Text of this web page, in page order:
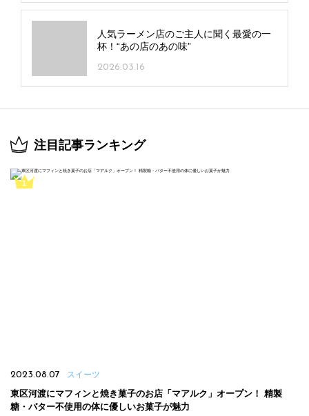
人気ラーメン店のご主人に聞く最愛の一
杯！“あの店のあの味”
2026.03.16
注目記事ランキング
2023.08.07 スイーツ
東区河渡にマフィンと焼き菓子のお店「マアルク」オープン！ 精製
糖・バター不使用の体に優しいお菓子が魅力